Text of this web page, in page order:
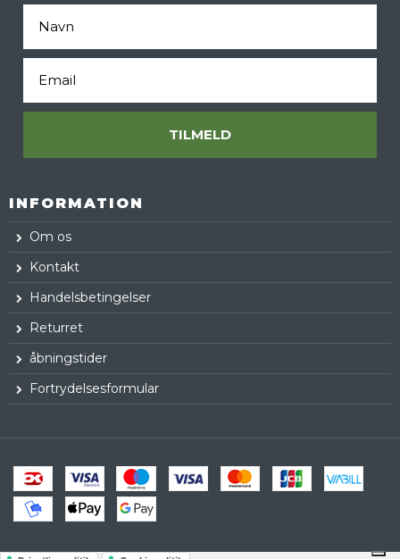
TILMELD
INFORMATION
Om os
Kontakt
Handelsbetingelser
Returret
åbningstider
Fortrydelsesformular